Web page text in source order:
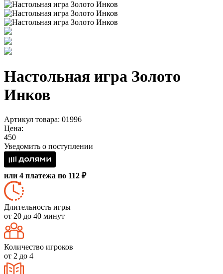
Настольная игра Золото
Инков
Артикул товара: 01996
Цена:
450
Уведомить о поступлении
или 4 платежа по 112 ₽
Длительность игры
от 20 до 40 минут
Количество игроков
от 2 до 4